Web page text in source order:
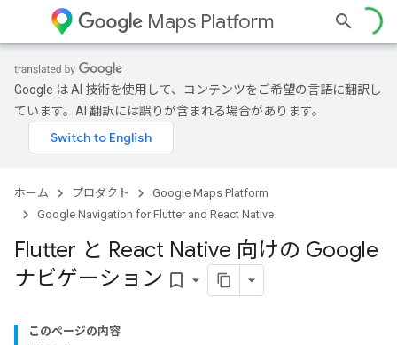
Maps Platform
Google は AI 技術を使用して、コンテンツをご希望の言語に翻訳し
ています。AI 翻訳には誤りが含まれる場合があります。
ホーム プロダクト
Google Maps Platform
Google Navigation for Flutter and React Native
Flutter と React Native 向けの Google
ナビゲーション bookmark_border
このページの内容